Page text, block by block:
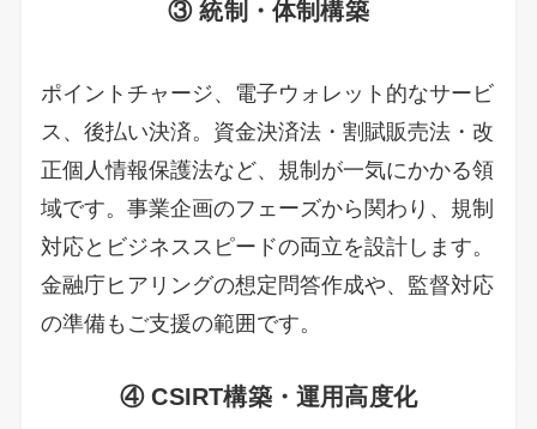
③ 統制・体制構築
ポイントチャージ、電子ウォレット的なサービ
ス、後払い決済。資金決済法・割賦販売法・改
正個人情報保護法など、規制が一気にかかる領
域です。事業企画のフェーズから関わり、規制
対応とビジネススピードの両立を設計します。
金融庁ヒアリングの想定問答作成や、監督対応
の準備もご支援の範囲です。
④ CSIRT構築・運用高度化